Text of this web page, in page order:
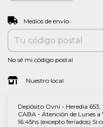
Entregas para el CP:
Medios de envío
No sé mi código postal
Nuestro local
Depósito Ovni - Heredia
CABA - Atención de Lunes a
16:45hs (excepto feriados) Si